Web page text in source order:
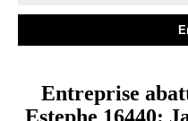
Entreprise